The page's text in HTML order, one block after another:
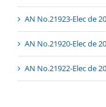
AN No.21923-Elec de
AN No.21920-Elec de
AN No.21922-Elec de